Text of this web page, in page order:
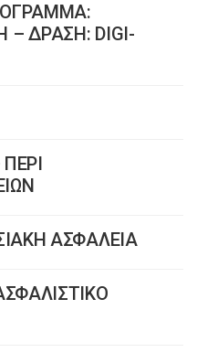
– ΔΡΑΣΗ: DIGI-
ΑΣΦΑΛΕΙΑ